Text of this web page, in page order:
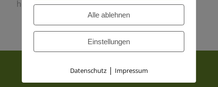
heimkehren wird oder nicht.“
Alle ablehnen
Einstellungen
Datenschutz| Impressum